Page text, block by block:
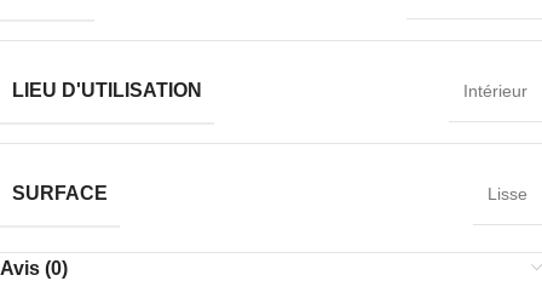
LIEU D'UTILISATION Intérieur
SURFACE Lisse
Avis (0)